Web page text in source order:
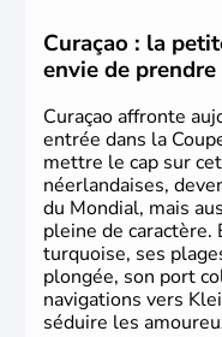
Curaçao : la
envie de
Curaçao affronte
entrée dans la
mettre le cap sur
néerlandaises,
du Mondial, mais
pleine de caractère.
turquoise, ses
plongée, son port
navigations vers
séduire les